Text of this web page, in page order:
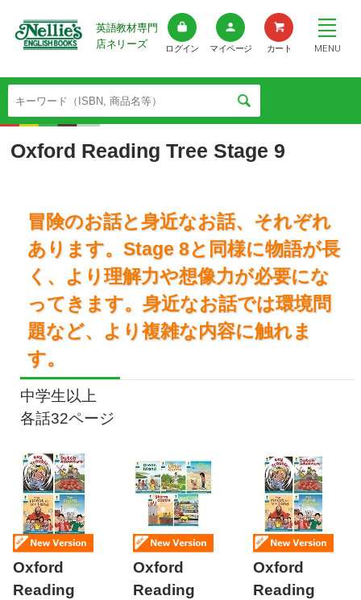
英語教材専門
店ネリーズ
ログイン マイページ カート MENU
Oxford Reading Tree Stage 9
冒険のお話と身近なお話、それぞれ
あります。Stage 8と同様に物語が長
く、より理解力や想像力が必要にな
ってきます。身近なお話では環境問
題など、より複雑な内容に触れま
す。
中学生以上
各話32ページ
Oxford
Reading
Oxford
Reading
Oxford
Reading